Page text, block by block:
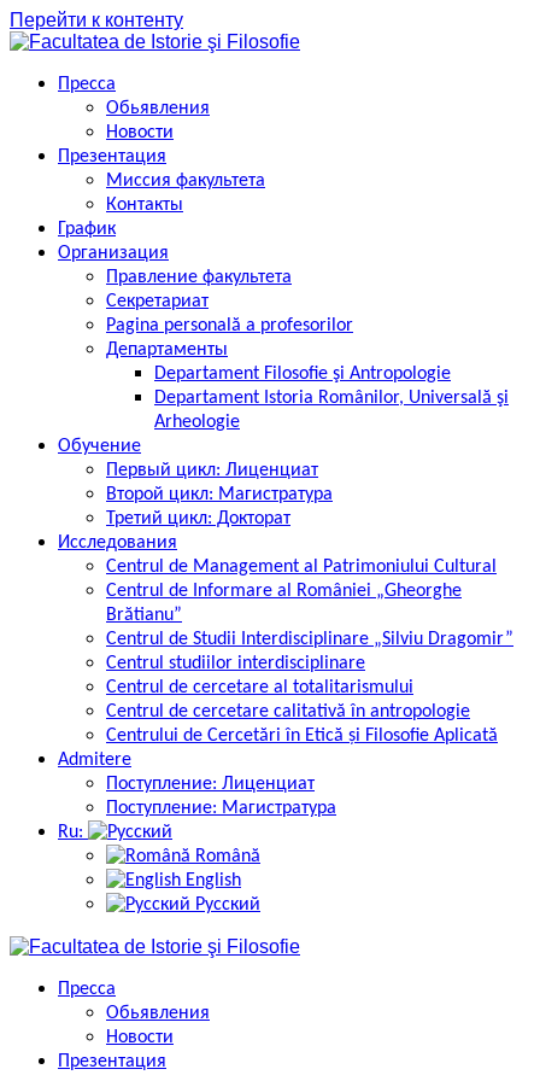
Перейти к контенту
Пресса
Обьявления
Новости
Презентация
Миссия факультета
Контакты
График
Организация
Правление факультета
Секретариат
Pagina personală a profesorilor
Департаменты
Departament Filosofie şi Antropologie
Departament Istoria Românilor, Universală şi
Arheologie
Обучение
Первый цикл: Лиценциат
Второй цикл: Магистратура
Третий цикл: Докторат
Исследования
Centrul de Management al Patrimoniului Cultural
Centrul de Informare al României „Gheorghe
Brătianu”
Centrul de Studii Interdisciplinare „Silviu Dragomir”
Centrul studiilor interdisciplinare
Centrul de cercetare al totalitarismului
Centrul de cercetare calitativă în antropologie
Centrului de Cercetări în Etică și Filosofie Aplicată
Admitere
Поступление: Лиценциат
Поступление: Магистратура
Ru:
Română
English
Русский
Пресса
Обьявления
Новости
Презентация